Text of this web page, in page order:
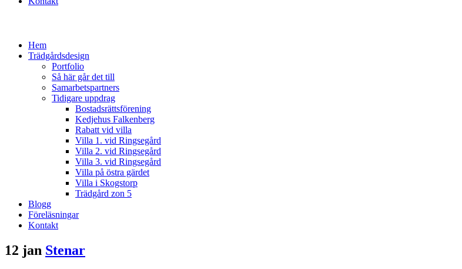
Hem
Trädgårdsdesign
Portfolio
Så här går det till
Samarbetspartners
Tidigare uppdrag
Bostadsrättsförening
Kedjehus Falkenberg
Rabatt vid villa
Villa 1. vid Ringsegård
Villa 2. vid Ringsegård
Villa 3. vid Ringsegård
Villa på östra gärdet
Villa i Skogstorp
Trädgård zon 5
Blogg
Föreläsningar
Kontakt
12 jan Stenar